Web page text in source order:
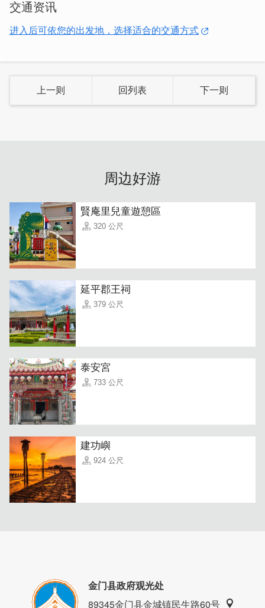
餐厅与厨房风格简约时尚。
交通资讯
进入后可依您的出发地，选择适合的交通方式
上一则 回列表 下一则
周边好游
賢庵里兒童遊憩區
320 公尺
延平郡王祠
379 公尺
泰安宮
733 公尺
建功嶼
924 公尺
金门县政府观光处
89345金门县金城镇民生路60号